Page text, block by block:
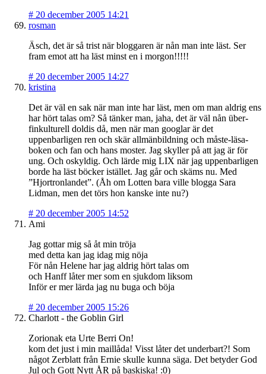
# 20 december 2005 14:21
rosman
Äsch, det är så trist när bloggaren är nån man inte läst. Ser
fram emot att ha läst minst en i morgon!!!!!
# 20 december 2005 14:27
kristina
Det är väl en sak när man inte har läst, men om man aldrig ens
har hört talas om? Så tänker man, jaha, det är väl nån über-
finkulturell doldis då, men när man googlar är det
uppenbarligen ren och skär allmänbildning och måste-läsa-
boken och fan och hans moster. Jag skyller på att jag är för
ung. Och oskyldig. Och lärde mig LIX när jag uppenbarligen
borde ha läst böcker istället. Jag går och skäms nu. Med
”Hjortronlandet”. (Åh om Lotten bara ville blogga Sara
Lidman, men det törs hon kanske inte nu?)
# 20 december 2005 14:52
Ami
Jag gottar mig så åt min tröja
med detta kan jag idag mig nöja
För nån Helene har jag aldrig hört talas om
och Hanff låter mer som en sjukdom liksom
Inför er mer lärda jag nu buga och böja
# 20 december 2005 15:26
Charlott - the Goblin Girl
Zorionak eta Urte Berri On!
kom det just i min maillåda! Visst låter det underbart?! Som
något Zerblatt från Ernie skulle kunna säga. Det betyder God
Jul och Gott Nytt ÅR på baskiska! :0)